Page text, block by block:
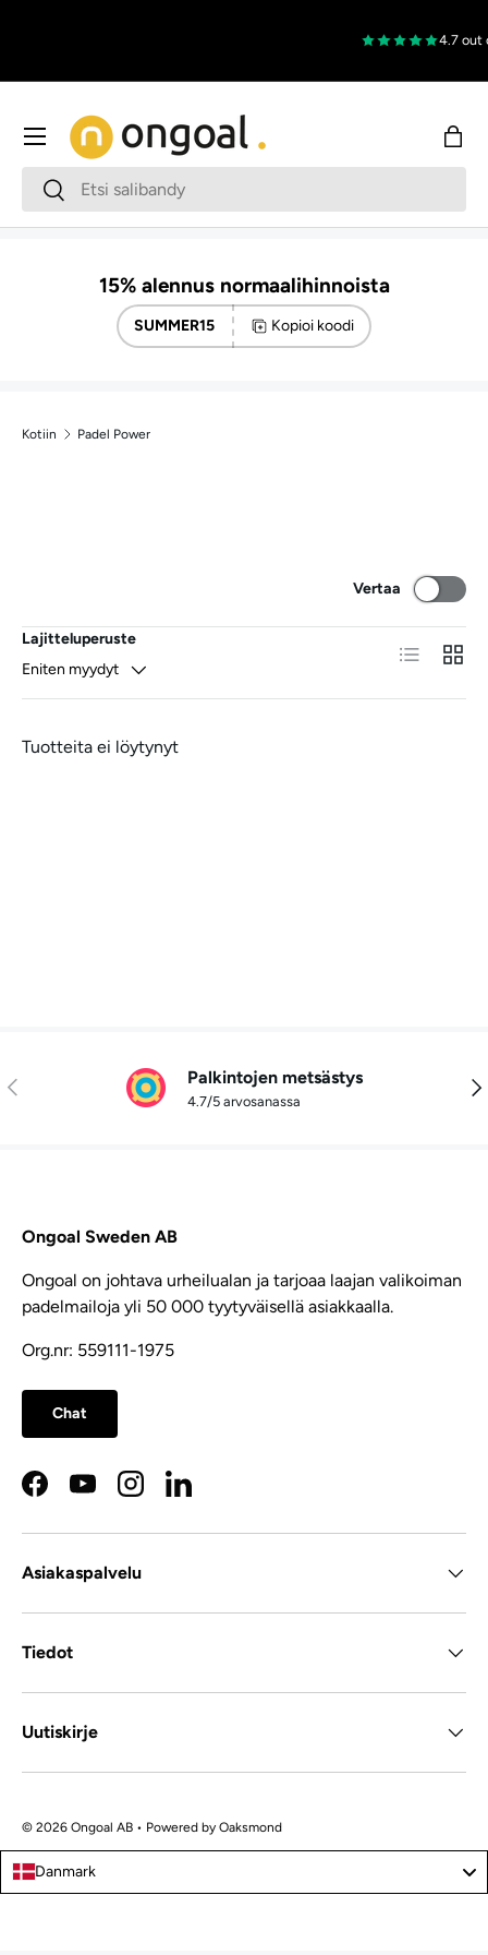
4.7 out
HakuHaku
Valikko
15% alennus normaalihinnoista
SUMMER15 Kopioi koodi
Kotiin Padel Power
Lajitteluperuste
Eniten myydyt
Vertaa
Lista
Tuotteita ei löytynyt
Edellinen Palkintojen metsästys
4.7/5 arvosanassa
Ongoal Sweden AB
Ongoal on johtava urheilualan ja tarjoaa laajan valikoiman
padelmailoja yli 50 000 tyytyväisellä asiakkaalla.
Org.nr: 559111-1975
Chat
FacebookYouTubeInstagramLinkedIn
Asiakaspalvelu
Tiedot
Uutiskirje
© 2026 Ongoal AB • Powered by Oaksmond
Danmark